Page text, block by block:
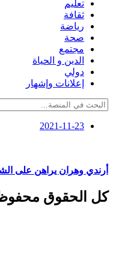
تعليم
ثقافة
رياضة
صحة
مجتمع
الدين و الحياة
دولي
إعلانات وإشهار
2021-11-23
أرندي وهران يراهن على
كل الحقوق محفوظة